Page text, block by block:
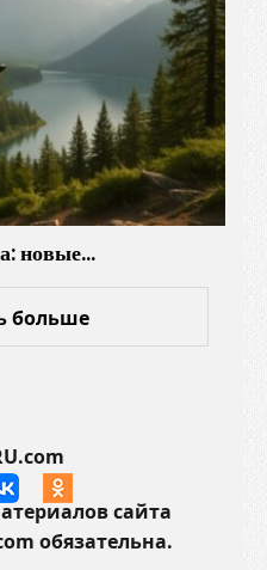
новые…
больше
сайта
обязательна.